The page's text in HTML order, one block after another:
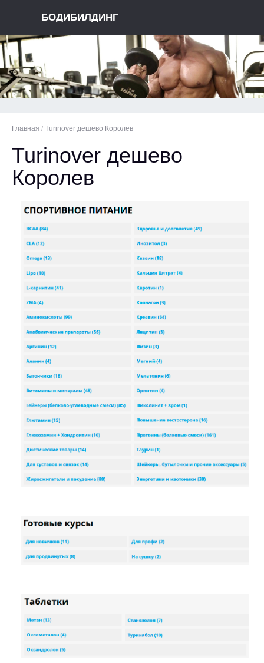
БОДИБИЛДИНГ
Главная / Turinover дешево Королев
Turinover дешево
Королев